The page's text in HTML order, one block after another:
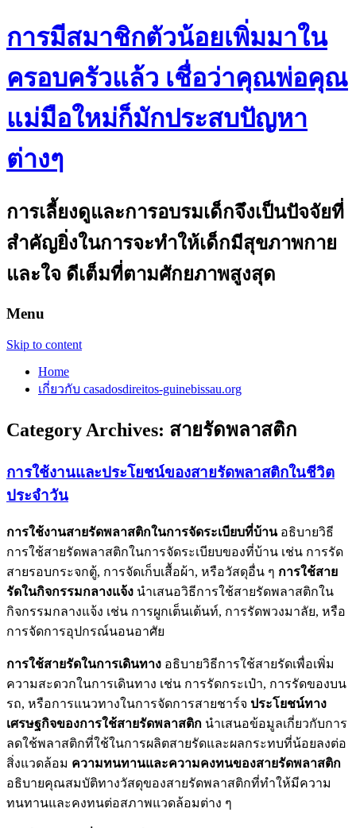
การมีสมาชิกตัวน้อยเพิ่มมาใน
ครอบครัวแล้ว เชื่อว่าคุณพ่อคุณ
แม่มือใหม่ก็มักประสบปัญหา
ต่างๆ
การเลี้ยงดูและการอบรมเด็กจึงเป็นปัจจัยที่
สำคัญยิ่งในการจะทำให้เด็กมีสุขภาพกาย
และใจ ดีเต็มที่ตามศักยภาพสูงสุด
Menu
Skip to content
Home
เกี่ยวกับ casadosdireitos-guinebissau.org
Category Archives: สายรัดพลาสติก
การใช้งานและประโยชน์ของสายรัดพลาสติกในชีวิต
ประจำวัน
การใช้งานสายรัดพลาสติกในการจัดระเบียบที่บ้านอธิบายวิธี
การใช้สายรัดพลาสติกในการจัดระเบียบของที่บ้าน เช่น การรัด
สายรอบกระจกตู้, การจัดเก็บเสื้อผ้า, หรือวัสดุอื่น ๆ การใช้สาย
รัดในกิจกรรมกลางแจ้ง นำเสนอวิธีการใช้สายรัดพลาสติกใน
กิจกรรมกลางแจ้ง เช่น การผูกเต็นเต้นท์, การรัดพวงมาลัย, หรือ
การจัดการอุปกรณ์นอนอาศัย
การใช้สายรัดในการเดินทาง อธิบายวิธีการใช้สายรัดเพื่อเพิ่ม
ความสะดวกในการเดินทาง เช่น การรัดกระเป๋า, การรัดของบน
รถ, หรือการแนวทางในการจัดการสายชาร์จ ประโยชน์ทาง
เศรษฐกิจของการใช้สายรัดพลาสติก นำเสนอข้อมูลเกี่ยวกับการ
ลดใช้พลาสติกที่ใช้ในการผลิตสายรัดและผลกระทบที่น้อยลงต่อ
สิ่งแวดล้อม ความทนทานและความคงทนของสายรัดพลาสติก
อธิบายคุณสมบัติทางวัสดุของสายรัดพลาสติกที่ทำให้มีความ
ทนทานและคงทนต่อสภาพแวดล้อมต่าง ๆ